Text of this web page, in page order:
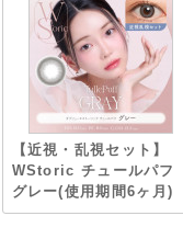
【近視・乱視セット】
WStoric チュールパフ
グレー(使用期間6ヶ月)